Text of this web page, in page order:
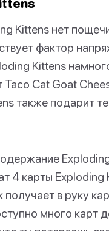
Kittens нет
фактор
Kittens
Taco Cat Goat
также подарит
4 карты Exploding
в руку
много карт